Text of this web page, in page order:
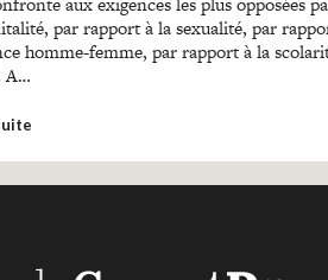
par rapport à la sexualité, par
homme-femme, par rapport à la
A…